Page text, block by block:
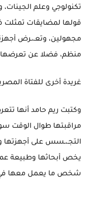
تكنولوجي وعلم
قولها لمضايقات
مجهولين، وتعـ،ـرض
منظم، فضلا عن تعرضها
غريدة أخرى للفتاة
وكتبت ريم حامد أنها
مراقبتها طوال الوقت
التجـ،ـسس على أجهزتها
يخص أبحاثها وطبيعة
شخص ما يعمل معها في